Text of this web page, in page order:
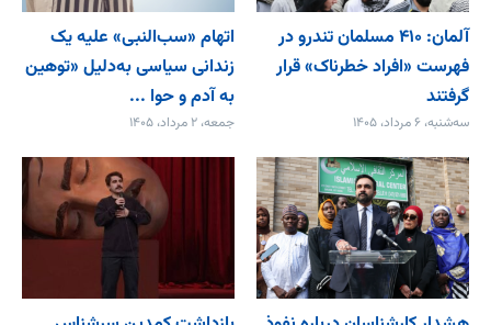
آلمان: ۴۱۰ مسلمان تندرو در
فهرست «افراد خطرناک» قرار
گرفتند
سه‌شنبه، ۶ مرداد، ۱۴۰۵
اتهام «سب‌النبی» علیه یک
زندانی سیاسی به‌دلیل «توهین
به آدم و حوا ...
جمعه، ۲ مرداد، ۱۴۰۵